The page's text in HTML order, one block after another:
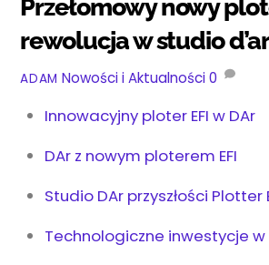
Przełomowy nowy
rewolucja w studio
ADAM Nowości i Aktualności0
Innowacyjny ploter EFI w DAr
DAr z nowym ploterem EFI
Studio DAr przyszłości Plotter
Technologiczne inwestycje w